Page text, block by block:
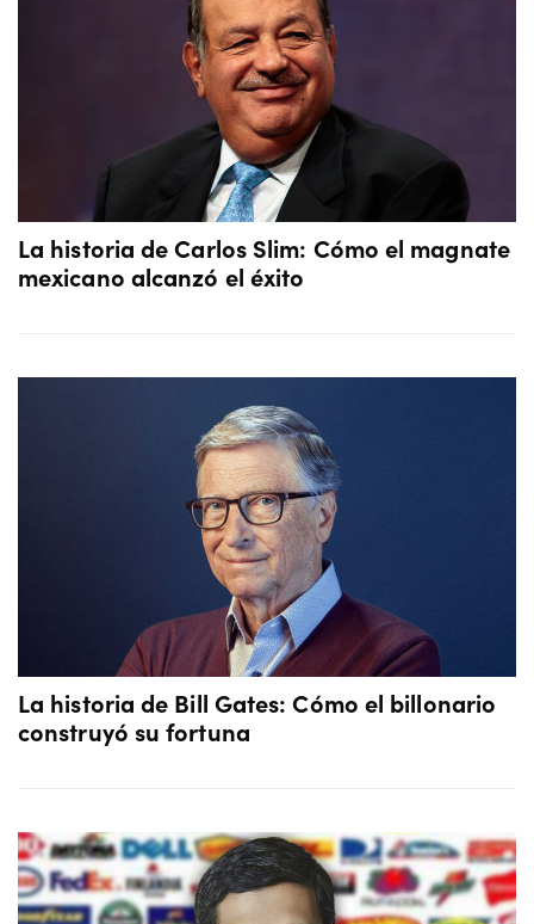
La historia de Carlos Slim: Cómo el magnate
mexicano alcanzó el éxito
La historia de Bill Gates: Cómo el billonario
construyó su fortuna